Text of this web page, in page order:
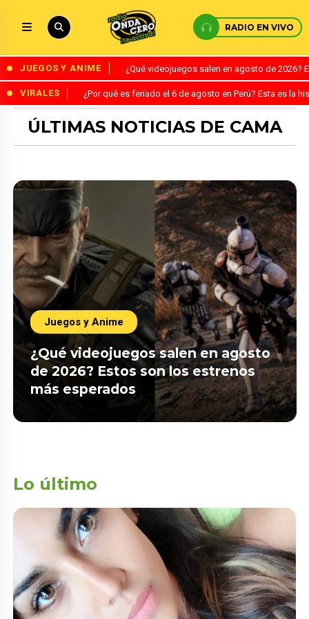
RADIO EN VIVO
JUEGOS Y ANIME ¿Qué videojuegos salen en agosto de
VIRALES ¿Por qué es feriado el 6 de agosto en Perú? Esta es la
ÚLTIMAS NOTICIAS DE CAMA
Juegos y Anime
¿Qué videojuegos salen en agosto
de 2026? Estos son los estrenos
más esperados
Lo último